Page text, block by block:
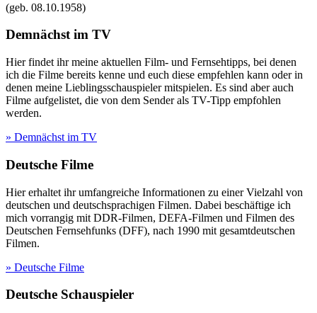
(geb. 08.10.1958)
Demnächst im TV
Hier findet ihr meine aktuellen Film- und Fernsehtipps, bei denen
ich die Filme bereits kenne und euch diese empfehlen kann oder in
denen meine Lieblingsschauspieler mitspielen. Es sind aber auch
Filme aufgelistet, die von dem Sender als TV-Tipp empfohlen
werden.
» Demnächst im TV
Deutsche Filme
Hier erhaltet ihr umfangreiche Informationen zu einer Vielzahl von
deutschen und deutschsprachigen Filmen. Dabei beschäftige ich
mich vorrangig mit DDR-Filmen, DEFA-Filmen und Filmen des
Deutschen Fernsehfunks (DFF), nach 1990 mit gesamtdeutschen
Filmen.
» Deutsche Filme
Deutsche Schauspieler